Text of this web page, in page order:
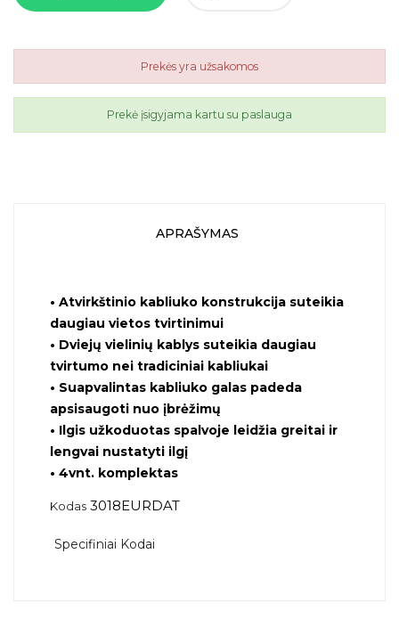
Prekės yra užsakomos
Prekė įsigyjama kartu su paslauga
APRAŠYMAS
• Atvirkštinio kabliuko konstrukcija suteikia
daugiau vietos tvirtinimui
• Dviejų vielinių kablys suteikia daugiau
tvirtumo nei tradiciniai kabliukai
• Suapvalintas kabliuko galas padeda
apsisaugoti nuo įbrėžimų
• Ilgis užkoduotas spalvoje leidžia greitai ir
lengvai nustatyti ilgį
• 4vnt. komplektas
Kodas 3018EURDAT
Specifiniai Kodai